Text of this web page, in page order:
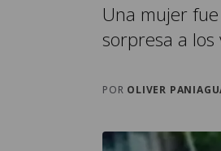
Una mujer
sorpresa a
POR OLIVER